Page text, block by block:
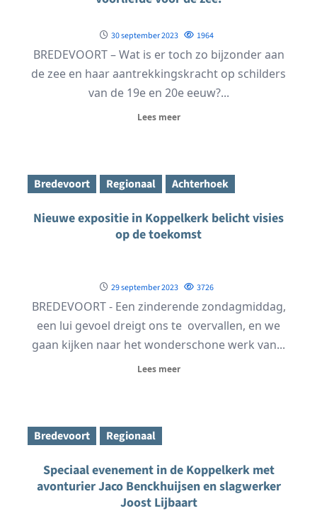
30 september 2023 1964
BREDEVOORT – Wat is er toch zo bijzonder aan
de zee en haar aantrekkingskracht op schilders
van de 19e en 20e eeuw?...
Lees meer
Bredevoort Regionaal Achterhoek
Nieuwe expositie in Koppelkerk belicht visies
op de toekomst
29 september 2023 3726
BREDEVOORT - Een zinderende zondagmiddag,
een lui gevoel dreigt ons te overvallen, en we
gaan kijken naar het wonderschone werk van...
Lees meer
Bredevoort Regionaal
Speciaal evenement in de Koppelkerk met
avonturier Jaco Benckhuijsen en slagwerker
Joost Lijbaart